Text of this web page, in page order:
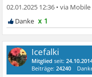
02.01.2025 12:36 •
x 1
Icefalki
Mitglied seit:
Beiträge:24240